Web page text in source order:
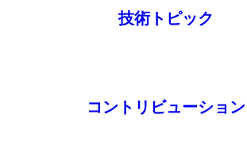
技術トピック
コントリビューション